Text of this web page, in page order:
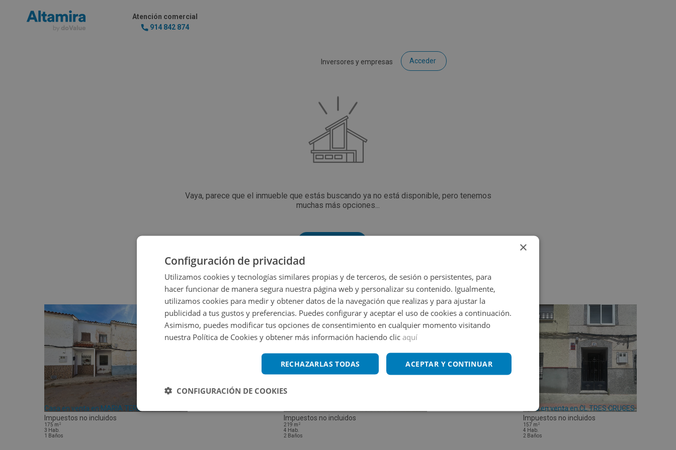
Atención comercial
914 842 874
Inversores y empresas Acceder
Vaya, parece que el inmueble que estás buscando ya no está disponible, pero tenemos
muchas más opciones...
Casa en venta en MARIA TERESA DE SILVA -
Impuestos no incluidos
175 m 2
3 Hab.
1
Baños
Impuestos no incluidos
219 m 2
4 Hab.
2 Baños
Casa en venta en CL TRES CRUCES 25
Impuestos no incluidos
157 m 2
4 Hab.
2 Baños
×
Configuración de privacidad
Utilizamos cookies y tecnologías similares propias y de terceros, de sesión o persistentes, para
hacer funcionar de manera segura nuestra página web y personalizar su contenido. Igualmente,
utilizamos cookies para medir y obtener datos de la navegación que realizas y para ajustar la
publicidad a tus gustos y preferencias. Puedes configurar y aceptar el uso de cookies a continuación.
Asimismo, puedes modificar tus opciones de consentimiento en cualquier momento visitando
nuestra Política de Cookies y obtener más información haciendo clic aquí
ACEPTAR Y CONTINUAR
RECHAZARLAS TODAS
CONFIGURACIÓN DE COOKIES